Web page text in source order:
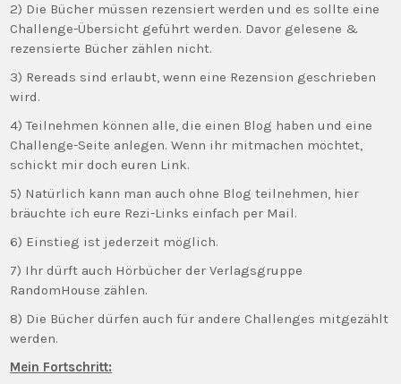
2) Die Bücher müssen rezensiert werden und es sollte eine
Challenge-Übersicht geführt werden. Davor gelesene &
rezensierte Bücher zählen nicht.
3) Rereads sind erlaubt, wenn eine Rezension geschrieben
wird.
4) Teilnehmen können alle, die einen Blog haben und eine
Challenge-Seite anlegen. Wenn ihr mitmachen möchtet,
schickt mir doch euren Link.
5) Natürlich kann man auch ohne Blog teilnehmen, hier
bräuchte ich eure Rezi-Links einfach per Mail.
6) Einstieg ist jederzeit möglich.
7) Ihr dürft auch Hörbücher der Verlagsgruppe
RandomHouse zählen.
8) Die Bücher dürfen auch für andere Challenges mitgezählt
werden.
Mein Fortschritt: